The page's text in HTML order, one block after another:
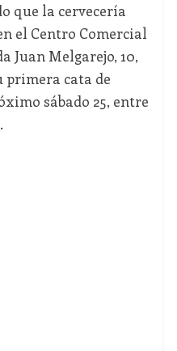
que la cervecería
el Centro Comercial
Juan Melgarejo, 10,
primera cata de
sábado 25, entre